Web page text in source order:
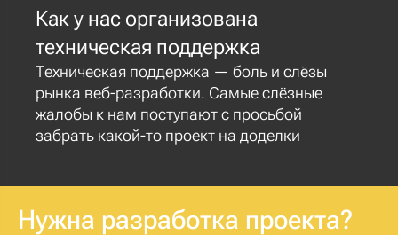
Как у нас организована
техническая поддержка
Техническая поддержка — боль и слёзы
рынка веб-разработки. Самые слёзные
жалобы к нам поступают с просьбой
забрать какой-то проект на доделки
Нужна разработка проекта?